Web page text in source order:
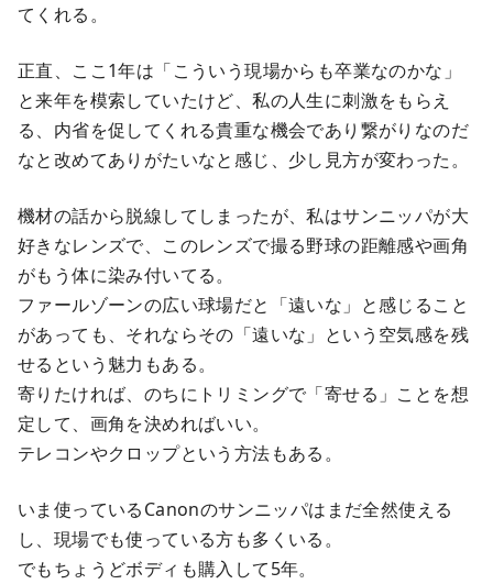
てくれる。
正直、ここ1年は「こういう現場からも卒業なのかな」
と来年を模索していたけど、私の人生に刺激をもらえ
る、内省を促してくれる貴重な機会であり繋がりなのだ
なと改めてありがたいなと感じ、少し見方が変わった。
機材の話から脱線してしまったが、私はサンニッパが大
好きなレンズで、このレンズで撮る野球の距離感や画角
がもう体に染み付いてる。
ファールゾーンの広い球場だと「遠いな」と感じること
があっても、それならその「遠いな」という空気感を残
せるという魅力もある。
寄りたければ、のちにトリミングで「寄せる」ことを想
定して、画角を決めればいい。
テレコンやクロップという方法もある。
いま使っているCanonのサンニッパはまだ全然使える
し、現場でも使っている方も多くいる。
でもちょうどボディも購入して5年。